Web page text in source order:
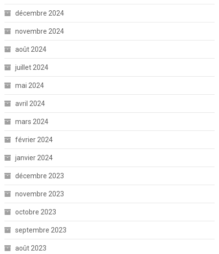
décembre 2024
novembre 2024
août 2024
juillet 2024
mai 2024
avril 2024
mars 2024
février 2024
janvier 2024
décembre 2023
novembre 2023
octobre 2023
septembre 2023
août 2023